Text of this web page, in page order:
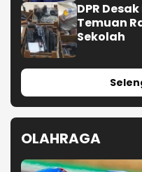
DPR
Temuan
Sekolah
OLAHRAGA